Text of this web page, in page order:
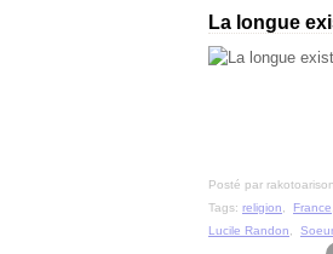
La longue
Posté par
Tags: religion France
Lucile Randon